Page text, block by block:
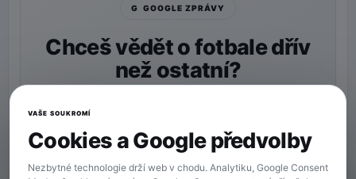
G GOOGLE ZPRÁVY
Chceš vědět o fotbale dřív
než ostatní?
Více zpráv na Googlu
VAŠE SOUKROMÍ
Cookies a Google předvolby
Nezbytné technologie drží web v chodu. Analytiku, Google Consent